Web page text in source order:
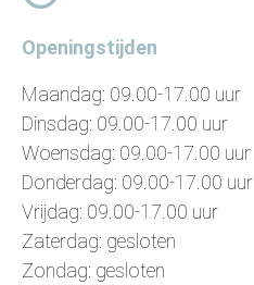
Openingstijden
Maandag: 09.00-17.00 uur
Dinsdag: 09.00-17.00 uur
Woensdag: 09.00-17.00 uur
Donderdag: 09.00-17.00 uur
Vrijdag: 09.00-17.00 uur
Zaterdag: gesloten
Zondag: gesloten